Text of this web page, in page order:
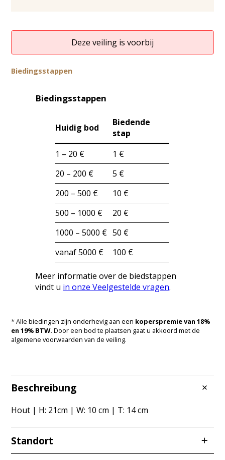
Deze veiling is voorbij
Biedingsstappen
Biedingsstappen
Huidig bod
Biedende
stap
1 – 20 €
1 €
20 – 200 €
5 €
200 – 500 €
10 €
500 – 1000 €
20 €
1000 – 5000 € 50 €
vanaf 5000 €
100 €
Meer informatie over de biedstappen
vindt u in onze Veelgestelde vragen.
* Alle biedingen zijn onderhevig aan een koperspremie van 18%
en 19% BTW. Door een bod te plaatsen gaat u akkoord met de
algemene voorwaarden van de veiling.
Beschreibung
Hout | H: 21cm | W: 10 cm | T: 14 cm
Standort